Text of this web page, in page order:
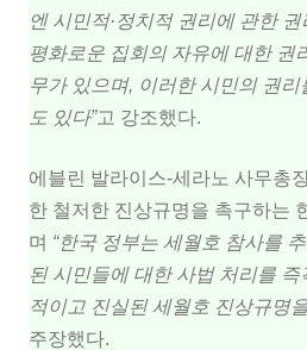
엔 시민적·정치적 권리에 관한
평화로운 집회의 자유에 대한 권
무가 있으며, 이러한 시민의 권
도 있다”고 강조했다.
에블린 발라이스-세라노 사무총
한 철저한 진상규명을 촉구하는
며 “한국 정부는 세월호 참사를
된 시민들에 대한 사법 처리를
적이고 진실된 세월호 진상규명
주장했다.